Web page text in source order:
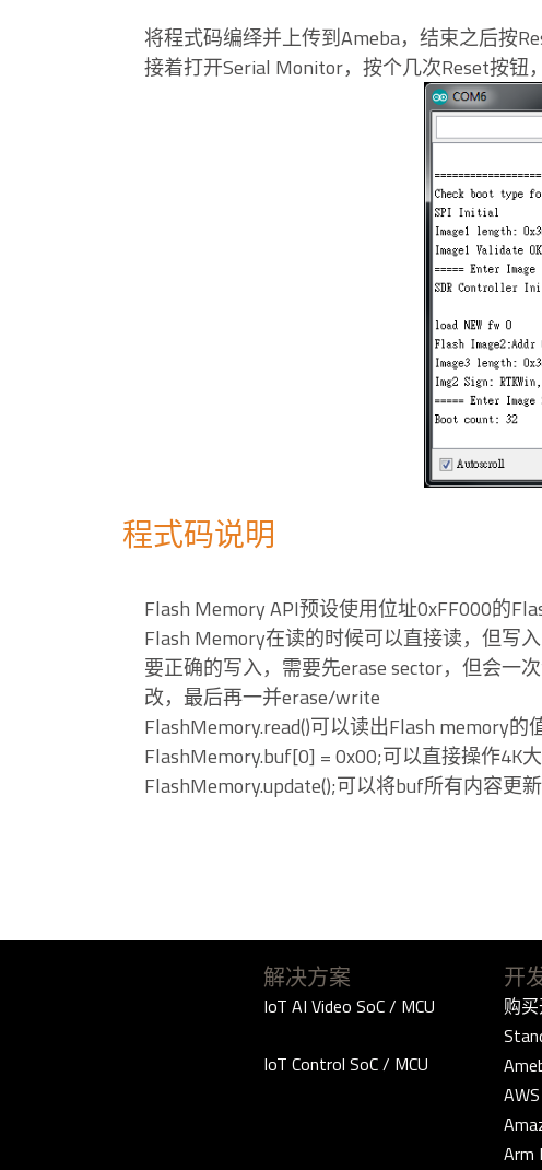
将程式码编绎并上传到Ameba，结束之后按
接着打开Serial Monitor，按个几次Reset按钮
程式码说明
Flash Memory API预设使用位址0xFF000的
Flash Memory在读的时候可以直接读，但写
要正确的写入，需要先erase sector，但会一
改，最后再一并erase/write
FlashMemory.read()可以读出Flash memory的
FlashMemory.buf[0] = 0x00;可以直接操作4K
FlashMemory.update();可以将buf所有内容更
解决方案
IoT AI Video SoC / MCU
IoT Control SoC / MCU
开
购
Arm